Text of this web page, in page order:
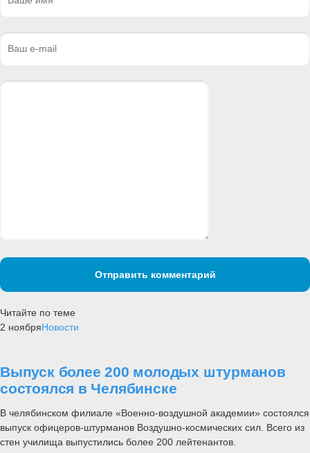
Отправить комментарий
Читайте по теме
2 ноябряНовости
Выпуск более 200 молодых штурманов
состоялся в Челябинске
В челябинском филиале «Военно-воздушной академии» состоялся
выпуск офицеров-штурманов Воздушно-космических сил. Всего из
стен училища выпустились более 200 лейтенантов.